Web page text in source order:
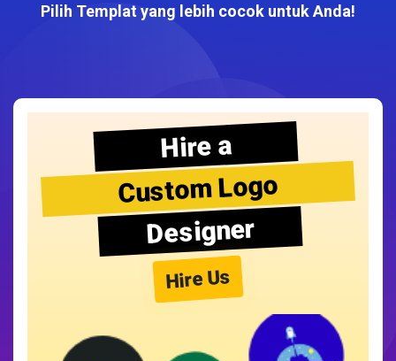
Pilih Templat yang lebih cocok untuk Anda!
Hire a
Custom Logo
Designer
Hire Us